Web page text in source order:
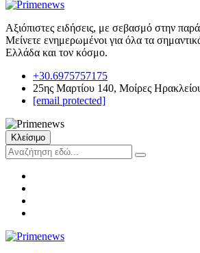
Αξιόπιστες ειδήσεις, με σεβασμό στην
Μείνετε ενημερωμένοι για όλα τα
Ελλάδα και τον κόσμο.
+30.6975757175
25ης Μαρτίου 140, Μοίρες
[email protected]
Κλείσιμο